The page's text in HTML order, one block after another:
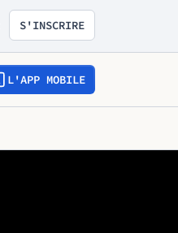
S'INSCRIRE
L'APP MOBILE